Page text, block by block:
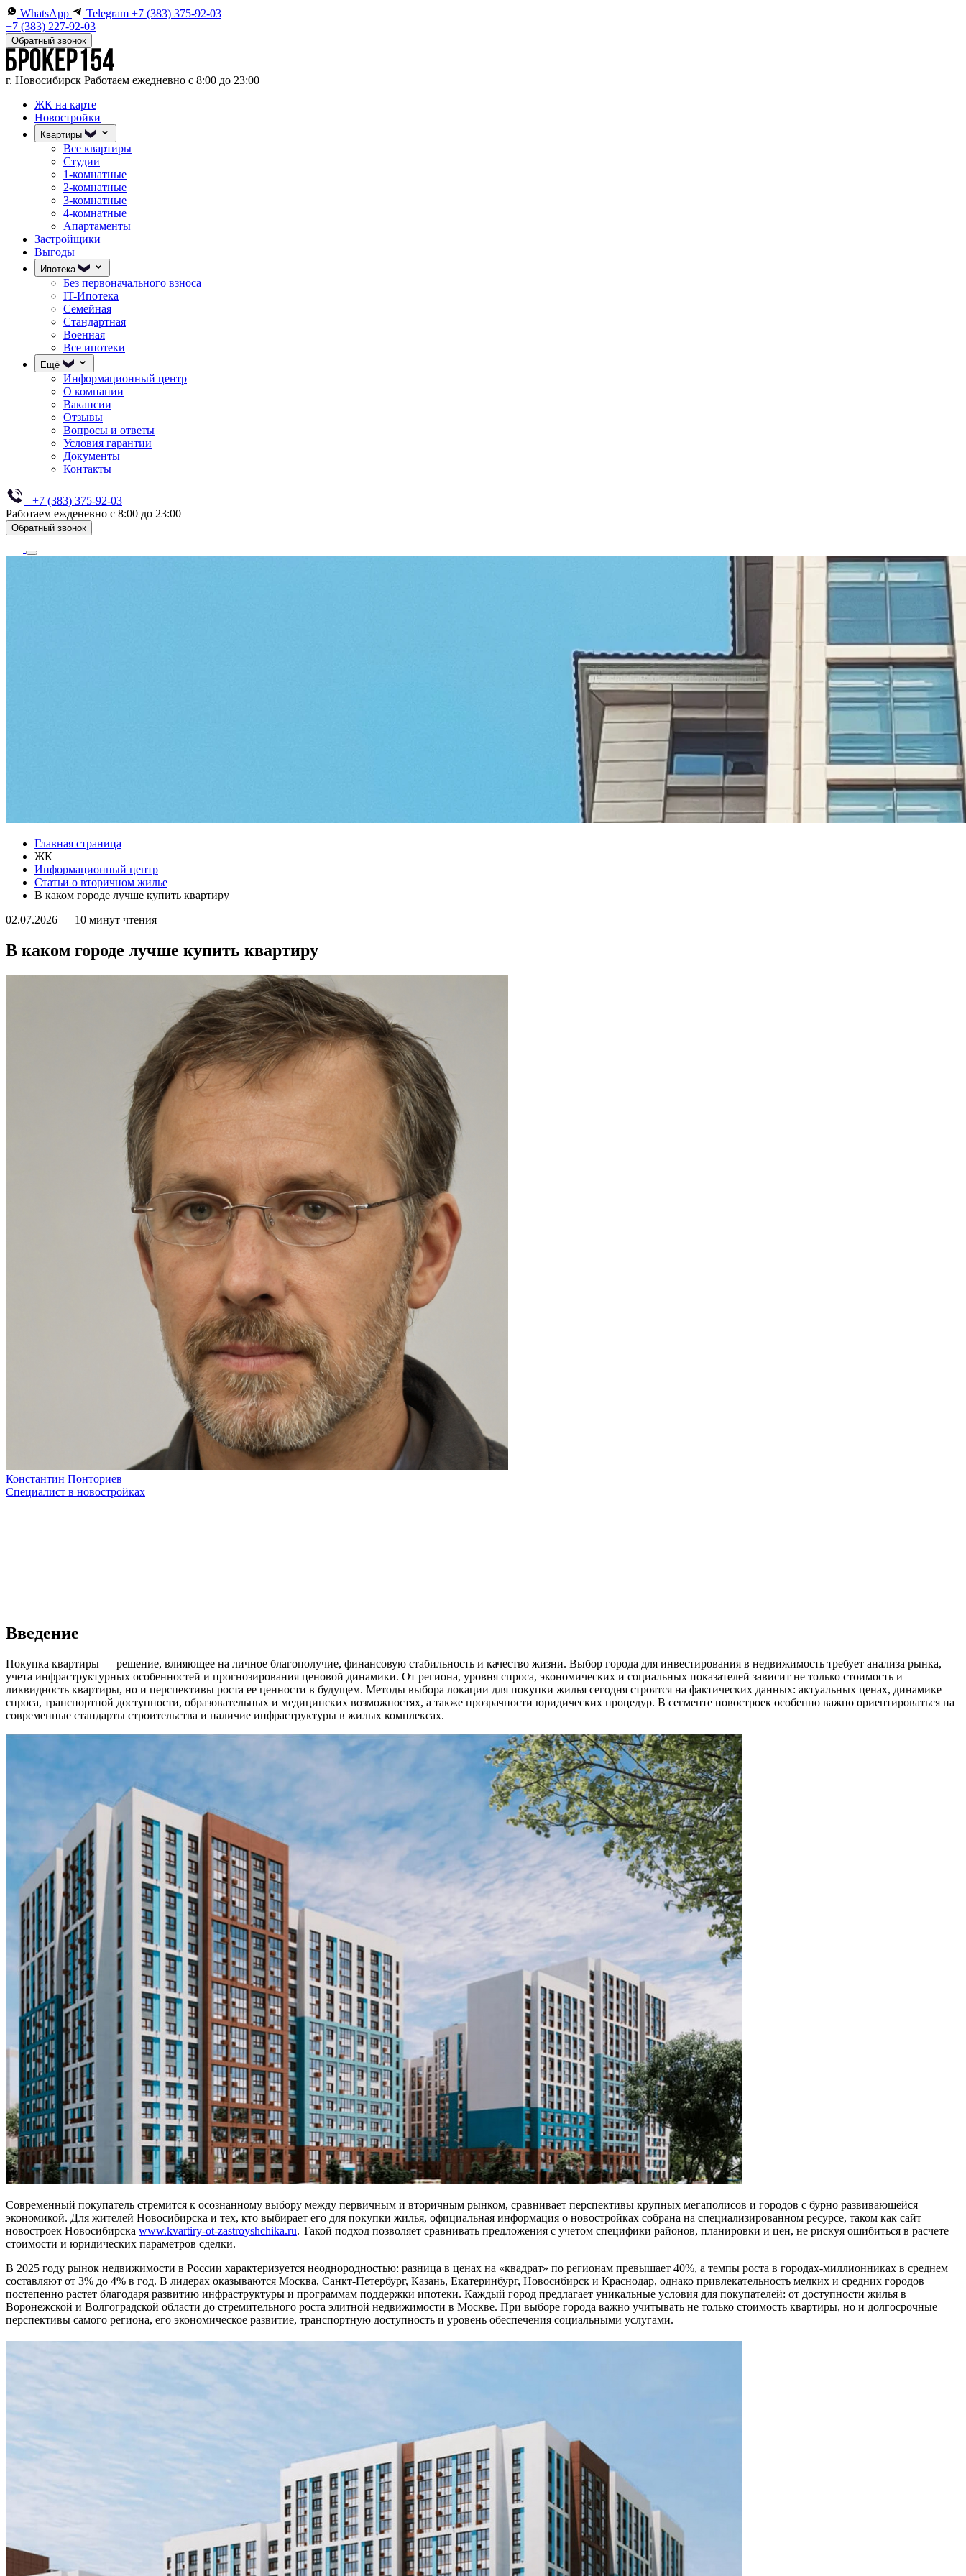
WhatsApp Telegram +7 (383) 375-92-03
+7 (383) 227-92-03
Обратный звонок
г. Новосибирск Работаем ежедневно с 8:00 до 23:00
ЖК на карте
Новостройки
Квартиры
Все квартиры
Студии
1-комнатные
2-комнатные
3-комнатные
4-комнатные
Апартаменты
Застройщики
Выгоды
Ипотека
Без первоначального взноса
IT-Ипотека
Семейная
Стандартная
Военная
Все ипотеки
Ещё
Информационный центр
О компании
Вакансии
Отзывы
Вопросы и ответы
Условия гарантии
Документы
Контакты
+7 (383) 375-92-03
Работаем ежденевно с 8:00 до 23:00
Обратный звонок
Главная страница
ЖК
Информационный центр
Статьи о вторичном жилье
В каком городе лучше купить квартиру
02.07.2026 — 10 минут чтения
В каком городе лучше купить квартиру
Константин Понториев
Специалист в новостройках
Введение
Покупка квартиры — решение, влияющее на личное благополучие, финансовую стабильность и качество жизни. Выбор города для инвестирования в недвижимость требует анализа рынка,
учета инфраструктурных особенностей и прогнозирования ценовой динамики. От региона, уровня спроса, экономических и социальных показателей зависит не только стоимость и
ликвидность квартиры, но и перспективы роста ее ценности в будущем. Методы выбора локации для покупки жилья сегодня строятся на фактических данных: актуальных ценах, динамике
спроса, транспортной доступности, образовательных и медицинских возможностях, а также прозрачности юридических процедур. В сегменте новостроек особенно важно ориентироваться на
современные стандарты строительства и наличие инфраструктуры в жилых комплексах.
Современный покупатель стремится к осознанному выбору между первичным и вторичным рынком, сравнивает перспективы крупных мегаполисов и городов с бурно развивающейся
экономикой. Для жителей Новосибирска и тех, кто выбирает его для покупки жилья, официальная информация о новостройках собрана на специализированном ресурсе, таком как сайт
новостроек Новосибирска www.kvartiry-ot-zastroyshchika.ru. Такой подход позволяет сравнивать предложения с учетом специфики районов, планировки и цен, не рискуя ошибиться в расчете
стоимости и юридических параметров сделки.
В 2025 году рынок недвижимости в России характеризуется неоднородностью: разница в ценах на «квадрат» по регионам превышает 40%, а темпы роста в городах-миллионниках в среднем
составляют от 3% до 4% в год. В лидерах оказываются Москва, Санкт-Петербург, Казань, Екатеринбург, Новосибирск и Краснодар, однако привлекательность мелких и средних городов
постепенно растет благодаря развитию инфраструктуры и программам поддержки ипотеки. Каждый город предлагает уникальные условия для покупателей: от доступности жилья в
Воронежской и Волгоградской области до стремительного роста элитной недвижимости в Москве. При выборе города важно учитывать не только стоимость квартиры, но и долгосрочные
перспективы самого региона, его экономическое развитие, транспортную доступность и уровень обеспечения социальными услугами.